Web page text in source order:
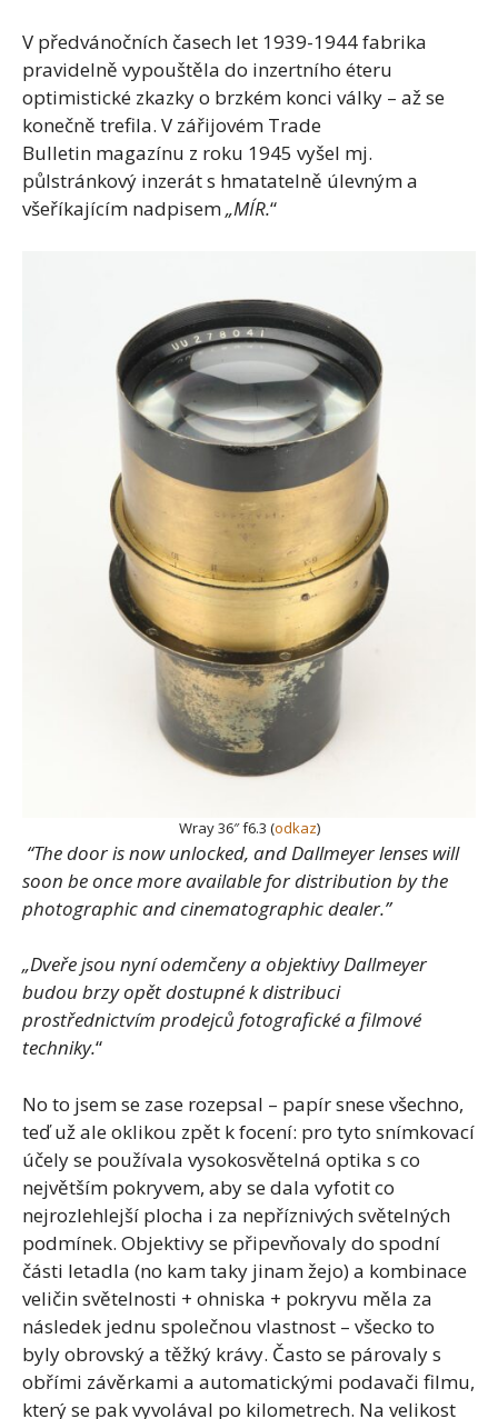
V předvánočních časech let 1939-1944 fabrika
pravidelně vypouštěla do inzertního éteru
optimistické zkazky o brzkém konci války – až se
konečně trefila. V zářijovém Trade
Bulletin magazínu z roku 1945 vyšel mj.
půlstránkový inzerát s hmatatelně úlevným a
všeříkajícím nadpisem„MÍR.“
Wray 36″ f6.3 (odkaz)
“The door is now unlocked, and Dallmeyer lenses will
soon be once more available for distribution by the
photographic and cinematographic dealer.”
„Dveře jsou nyní odemčeny a objektivy Dallmeyer
budou brzy opět dostupné k distribuci
prostřednictvím prodejců fotografické a filmové
techniky.“
No to jsem se zase rozepsal – papír snese všechno,
teď už ale oklikou zpět k focení: pro tyto snímkovací
účely se používala vysokosvětelná optika s co
největším pokryvem, aby se dala vyfotit co
nejrozlehlejší plocha i za nepříznivých světelných
podmínek. Objektivy se připevňovaly do spodní
části letadla (no kam taky jinam žejo) a kombinace
veličin světelnosti + ohniska + pokryvu měla za
následek jednu společnou vlastnost – všecko to
byly obrovský a těžký krávy. Často se párovaly s
obřími závěrkami a automatickými podavači filmu,
který se pak vyvolával po kilometrech. Na velikost